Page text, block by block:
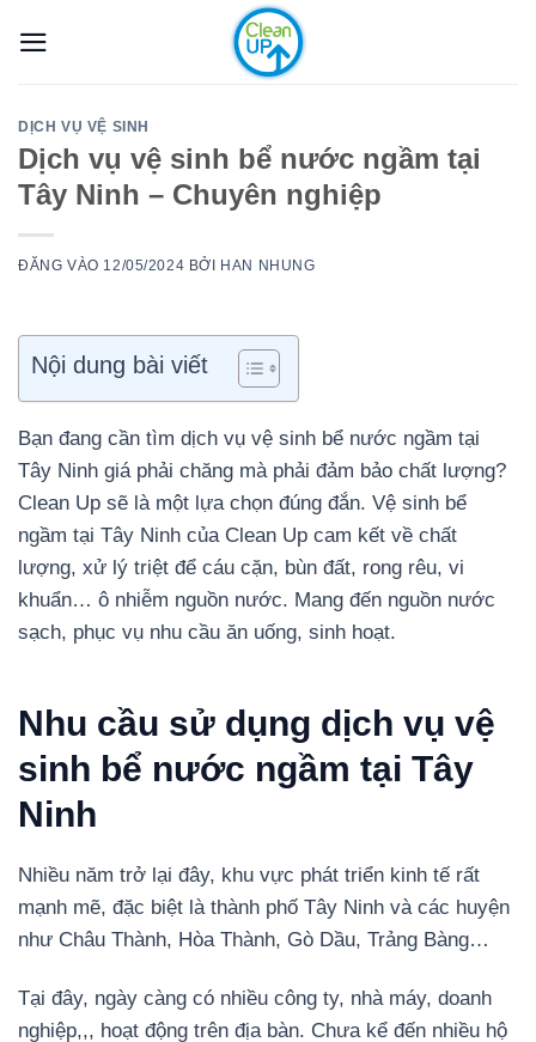
qua
DỊCH VỤ VỆ SINH
Dịch vụ vệ sinh bể nước ngầm tại
Tây Ninh – Chuyên nghiệp
ĐĂNG VÀO 12/05/2024 BỞI HAN NHUNG
Nội dung bài viết
Bạn đang cần tìm dịch vụ vệ sinh bể nước ngầm tại
Tây Ninh giá phải chăng mà phải đảm bảo chất lượng?
Clean Up sẽ là một lựa chọn đúng đắn. Vệ sinh bể
ngầm tại Tây Ninh của Clean Up cam kết về chất
lượng, xử lý triệt để cáu cặn, bùn đất, rong rêu, vi
khuẩn… ô nhiễm nguồn nước. Mang đến nguồn nước
sạch, phục vụ nhu cầu ăn uống, sinh hoạt.
Nhu cầu sử dụng dịch vụ vệ
sinh bể nước ngầm tại Tây
Ninh
Nhiều năm trở lại đây, khu vực phát triển kinh tế rất
mạnh mẽ, đặc biệt là thành phố Tây Ninh và các huyện
như Châu Thành, Hòa Thành, Gò Dầu, Trảng Bàng…
Tại đây, ngày càng có nhiều công ty, nhà máy, doanh
nghiệp,,, hoạt động trên địa bàn. Chưa kể đến nhiều hộ